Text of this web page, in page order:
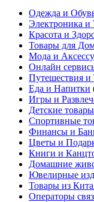
Одежда и
Электроника и
Красота и
Товары для
Мода и
Онлайн
Путешествия и
Еда и Напитки
Игры и
Детские товары
Спортивные
Финансы и
Цветы и
Книги и
Домашние
Ювелирные
Товары из
Операторы